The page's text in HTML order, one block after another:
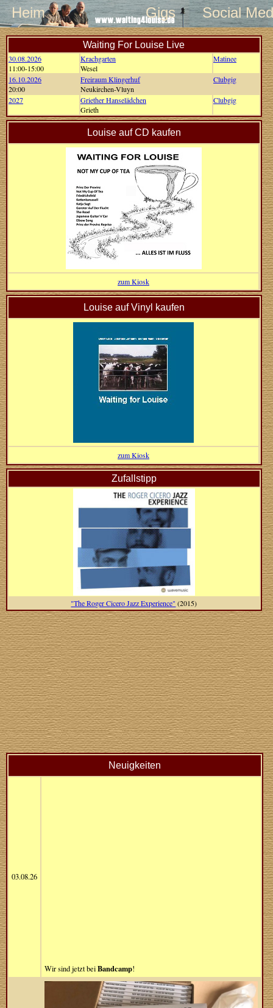
Heim Gigs Social
Waiting For Louise Live
30.08.2026
11:00-15:00
Krachgarten
Wesel
Matinee
16.10.2026
20:00
Freiraum Klingerhuf
Neukirchen-Vluyn
Clubgig
2027
Griether Hanselädchen
Grieth
Clubgig
Louise auf CD kaufen
zum Kiosk
Louise auf Vinyl kaufen
zum Kiosk
Zufallstipp
"The Roger Cicero Jazz Experience" (2015)
Neuigkeiten
03.08.26
Wir sind jetzt beiBandcamp!